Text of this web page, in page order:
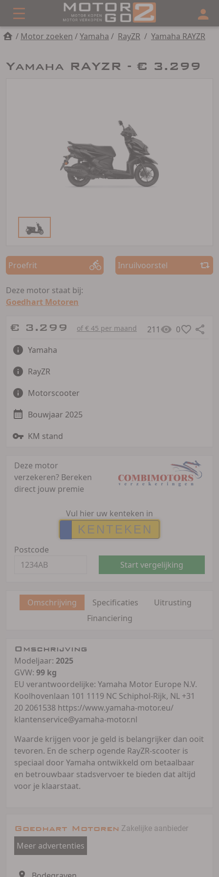
/ Motor zoeken /Yamaha / RayZR / Yamaha RAYZR
Yamaha RAYZR - € 3.299
Proefrit Inruilvoorstel
Deze motor staat bij:
Goedhart Motoren
€ 3.299 of € 45 per maand 211
0
Yamaha
RayZR
Motorscooter
Bouwjaar 2025
KM stand
Deze motor
verzekeren? Bereken
direct jouw premie
Vul hier uw kenteken in
Postcode
Start vergelijking
Omschrijving Specificaties
Uitrusting
Financiering
Omschrijving
Modeljaar: 2025
GVW: 99 kg
EU verantwoordelijke: Yamaha Motor Europe N.V.
Koolhovenlaan 101 1119 NC Schiphol-Rijk, NL +31
20 2061538 https://www.yamaha-motor.eu/
klantenservice@yamaha-motor.nl
Waarde krijgen voor je geld is belangrijker dan ooit
tevoren. En de scherp ogende RayZR-scooter is
speciaal door Yamaha ontwikkeld om betaalbaar
en betrouwbaar stadsvervoer te bieden dat altijd
voor je klaarstaat.
Goedhart Motoren Zakelijke aanbieder
Meer advertenties